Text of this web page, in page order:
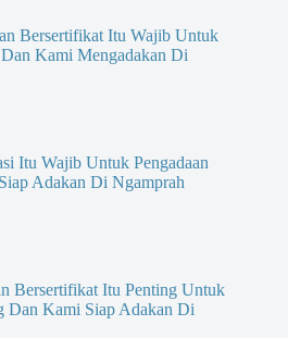
Bersertifikat Itu Wajib Untuk
Dan Kami Mengadakan Di
Itu Wajib Untuk Pengadaan
Adakan Di Ngamprah
Bersertifikat Itu Penting Untuk
Dan Kami Siap Adakan Di